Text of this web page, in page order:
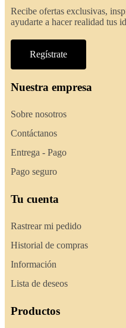
Recibe ofertas exclusivas,
ayudarte a hacer realidad tus
Regístrate
Nuestra empresa
Sobre nosotros
Contáctanos
Entrega - Pago
Pago seguro
Tu cuenta
Rastrear mi pedido
Historial de compras
Información
Lista de deseos
Productos